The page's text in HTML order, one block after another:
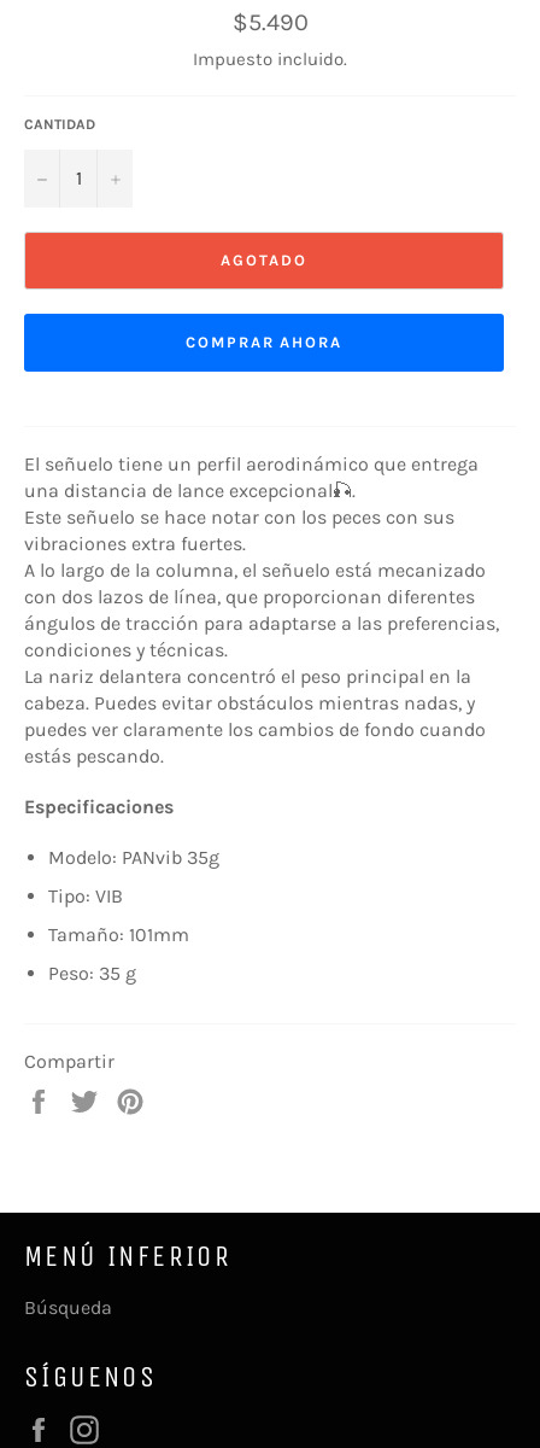
Precio
habitual
$5.490
Impuesto incluido.
CANTIDAD
− +
AGOTADO
COMPRAR AHORA
El señuelo tiene un perfil aerodinámico que entrega
una distancia de lance excepcional🎣.
Este señuelo se hace notar con los peces con sus
vibraciones extra fuertes.
A lo largo de la columna, el señuelo está mecanizado
con dos lazos de línea, que proporcionan diferentes
ángulos de tracción para adaptarse a las preferencias,
condiciones y técnicas.
La nariz delantera concentró el peso principal en la
cabeza. Puedes evitar obstáculos mientras nadas, y
puedes ver claramente los cambios de fondo cuando
estás pescando.
Especificaciones
Modelo: PANvib 35g
Tipo: VIB
Tamaño: 101mm
Peso: 35 g
Compartir
Compartir
Tuitear
MENÚ INFERIOR
Búsqueda
SÍGUENOS
Facebook